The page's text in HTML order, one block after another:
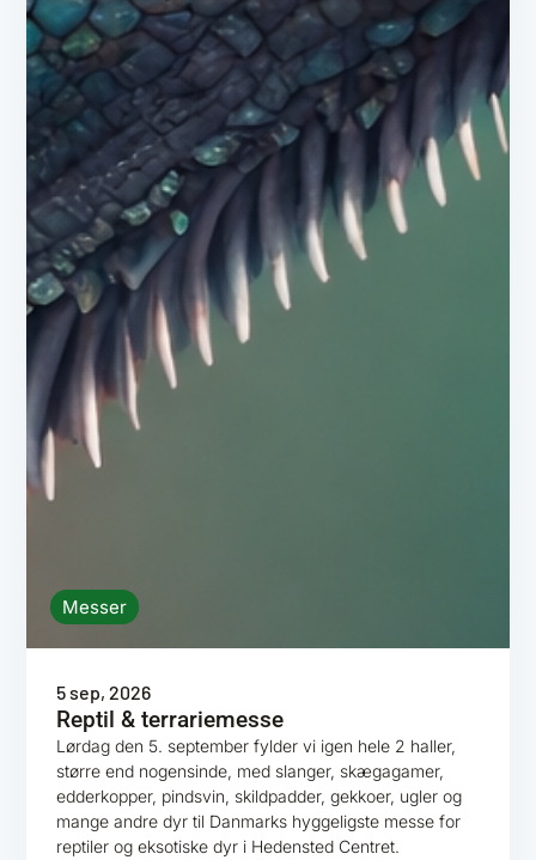
Messer
5 sep, 2026
Reptil & terrariemesse
Lørdag den 5. september fylder vi igen hele 2 haller,
større end nogensinde, med slanger, skægagamer,
edderkopper, pindsvin, skildpadder, gekkoer, ugler og
mange andre dyr til Danmarks hyggeligste messe for
reptiler og eksotiske dyr i Hedensted Centret.